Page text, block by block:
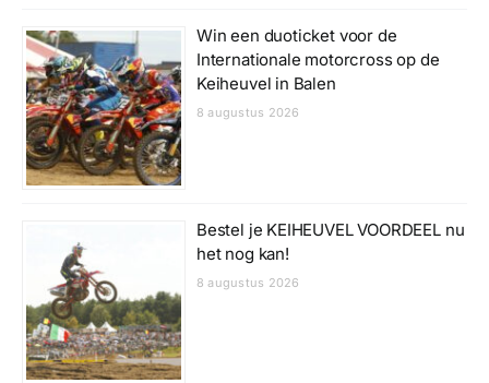
Win een duoticket voor de
Internationale motorcross op de
Keiheuvel in Balen
8 augustus 2026
Bestel je KEIHEUVEL VOORDEEL nu
het nog kan!
8 augustus 2026